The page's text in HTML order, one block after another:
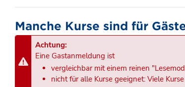
Manche Kurse sind für
Achtung:
Eine Gastanmeldung ist
vergleichbar mit einem reinen
nicht für alle Kurse geeignet: Viele